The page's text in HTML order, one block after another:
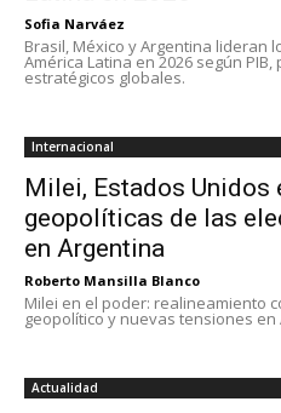
Sofia Narváez
Brasil, México y Argentina lideran
América Latina en 2026 según
estratégicos globales.
Internacional
Milei, Estados Unidos
geopolíticas de las
en Argentina
Roberto Mansilla Blanco
Milei en el poder: realineamiento
geopolítico y nuevas tensiones en
Actualidad